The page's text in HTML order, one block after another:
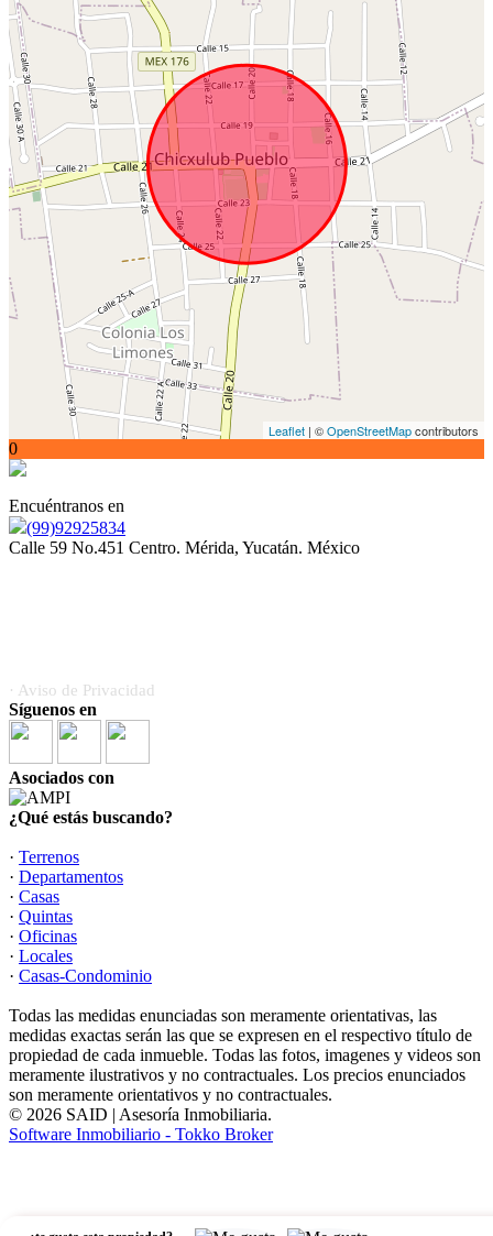
Leaflet | ©OpenStreetMapcontributors
0
Encuéntranos en
(99)92925834
Calle 59 No.451 Centro. Mérida, Yucatán. México
· Aviso de Privacidad
Síguenos en
Asociados con
¿Qué estás buscando?
· Terrenos
· Departamentos
· Casas
· Quintas
· Oficinas
· Locales
· Casas-Condominio
Todas las medidas enunciadas son meramente orientativas, las
medidas exactas serán las que se expresen en el respectivo título de
propiedad de cada inmueble. Todas las fotos, imagenes y videos son
meramente ilustrativos y no contractuales. Los precios enunciados
son meramente orientativos y no contractuales.
© 2026 SAID | Asesoría Inmobiliaria.
Software Inmobiliario - Tokko Broker